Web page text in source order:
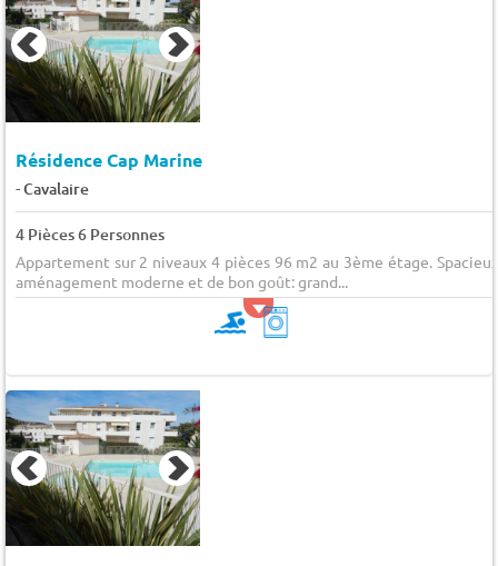
Résidence Cap Marine
-Cavalaire
4 Pièces 6 Personnes
Appartement sur 2 niveaux 4 pièces 96 m2 au 3ème étage.
aménagement moderne et de bon goût: grand...